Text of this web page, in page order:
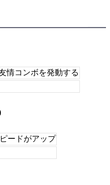
情コンボを発動する
ードがアップ